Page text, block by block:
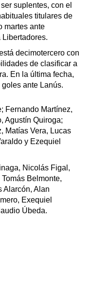
suplentes, con el
titulares de
martes ante
decimotercero con
de clasificar a
En la última fecha,
ante Lanús.
Fernando Martínez,
Agustín Quiroga;
Matías Vera, Lucas
y Ezequiel
Nicolás Figal,
Belmonte,
Alarcón, Alan
Exequiel
Úbeda.